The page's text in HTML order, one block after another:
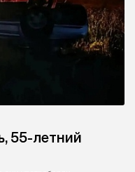
55-летний